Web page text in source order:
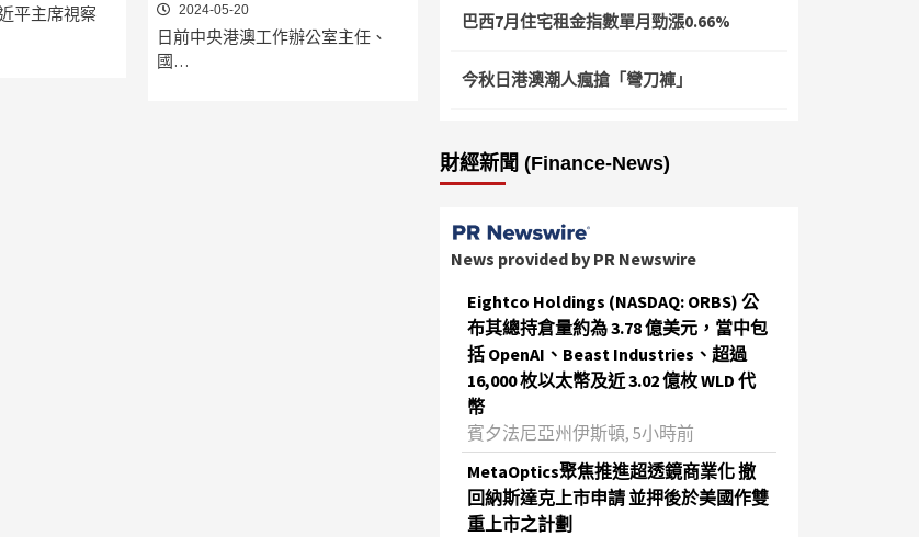
平主席視察
2024-05-20
日前中央港澳工作辦公室主任、
國…
巴西7月住宅租金指數單月勁漲0.66%
今秋日港澳潮人瘋搶「彎刀褲」
財經新聞 (Finance-News)
News provided by PR Newswire
Eightco Holdings (NASDAQ: ORBS) 公
布其總持倉量約為 3.78 億美元，當中包
括 OpenAI、Beast Industries、超過
16,000 枚以太幣及近 3.02 億枚 WLD 代
幣
賓夕法尼亞州伊斯頓, 5小時前
MetaOptics聚焦推進超透鏡商業化 撤
回納斯達克上市申請 並押後於美國作雙
重上市之計劃